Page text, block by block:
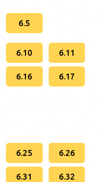
6.5
6.10 6.11
6.16 6.17
6.25 6.26
6.31 6.32